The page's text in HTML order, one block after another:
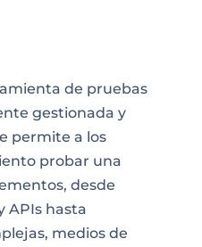
de pruebas
gestionada y
permite a los
probar una
desde
APIs hasta
medios de